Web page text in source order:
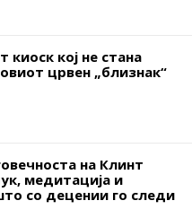
киоск кој не стана
црвен „близнак“
на Клинт
медитација и
со децении го следи